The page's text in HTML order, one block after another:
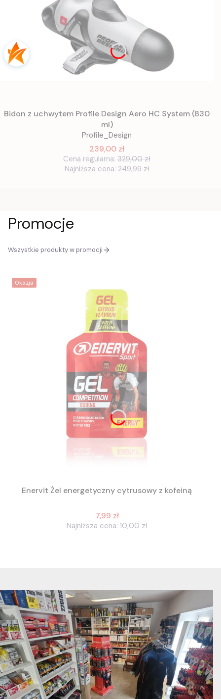
Bidon z uchwytem Profile Design Aero HC System (830
ml)
Profile_Design
239,00 zł
Cena regularna: 329,00 zł
Najniższa cena: 249,99 zł
Promocje
Wszystkie produkty w promocji
Okazja
Enervit Żel energetyczny cytrusowy z kofeiną
7,99 zł
Najniższa cena: 10,00 zł